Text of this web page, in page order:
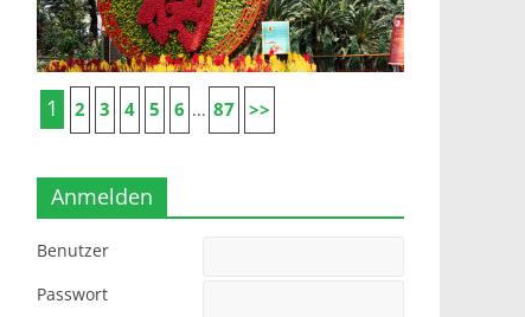
1 2 3 4 5 6 ... 87 >>
Anmelden
Benutzer
Passwort